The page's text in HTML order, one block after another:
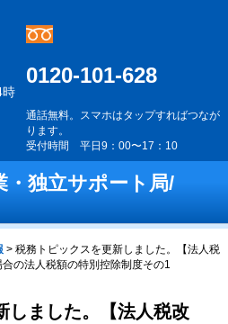
時
0120-101-628
通話無料。スマホはタップすればつなが
ります。
受付時間 平日9：00〜17：10
・独立サポート局/
> 税務トピックスを更新しました。【法人税
の法人税額の特別控除制度その1
しました。【法人税改